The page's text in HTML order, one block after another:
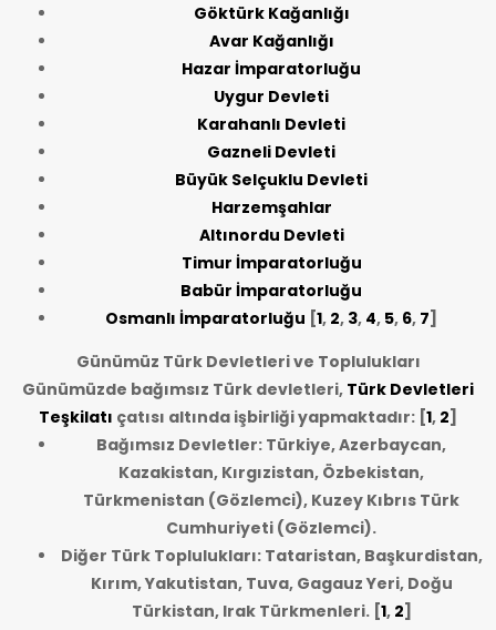
Göktürk Kağanlığı
Avar Kağanlığı
Hazar İmparatorluğu
Uygur Devleti
Karahanlı Devleti
Gazneli Devleti
Büyük Selçuklu Devleti
Harzemşahlar
Altınordu Devleti
Timur İmparatorluğu
Babür İmparatorluğu
Osmanlı İmparatorluğu [1, 2, 3, 4, 5, 6, 7]
Günümüz Türk Devletleri ve Toplulukları
Günümüzde bağımsız Türk devletleri, Türk Devletleri
Teşkilatı çatısı altında işbirliği yapmaktadır: [1, 2]
Bağımsız Devletler: Türkiye, Azerbaycan,
Kazakistan, Kırgızistan, Özbekistan,
Türkmenistan (Gözlemci), Kuzey Kıbrıs Türk
Cumhuriyeti (Gözlemci).
Diğer Türk Toplulukları: Tataristan, Başkurdistan,
Kırım, Yakutistan, Tuva, Gagauz Yeri, Doğu
Türkistan, Irak Türkmenleri.[1, 2]